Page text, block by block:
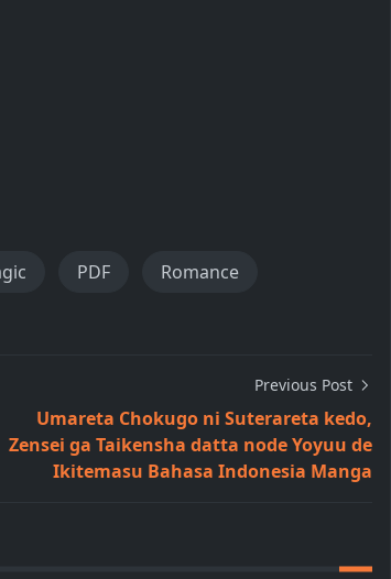
PDF Romance
Previous Post
Umareta Chokugo ni Suterareta kedo,
Zensei ga Taikensha datta node Yoyuu de
Ikitemasu Bahasa Indonesia Manga